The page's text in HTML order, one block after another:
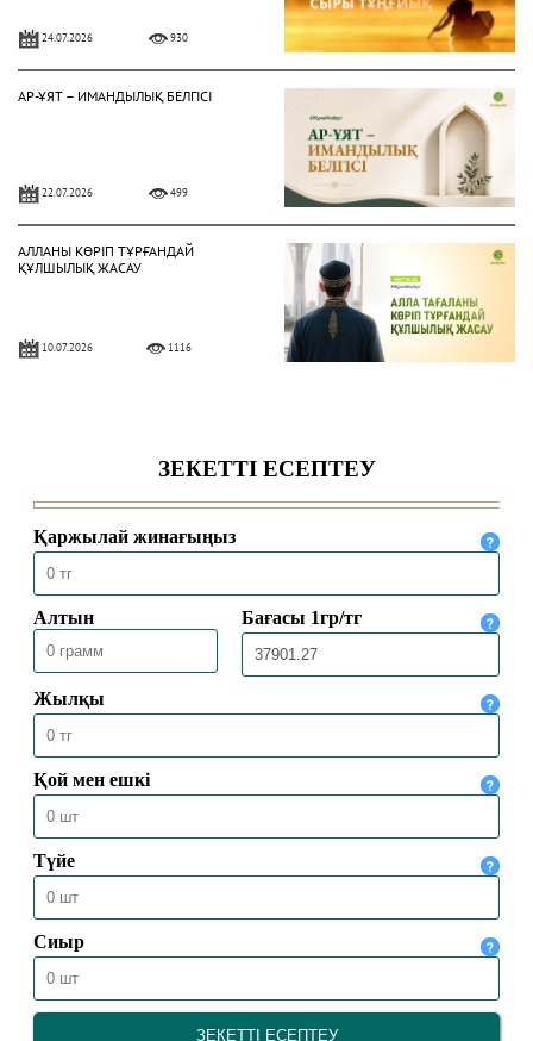
24.07.2026 930
АР-ҰЯТ – ИМАНДЫЛЫҚ БЕЛГІСІ
22.07.2026 499
АЛЛАНЫ КӨРІП ТҰРҒАНДАЙ
ҚҰЛШЫЛЫҚ ЖАСАУ
10.07.2026 1116
03.07.2026 1022
НЕКЕ – САЛАУАТТЫ ӨМІР ШАРТЫ
26.06.2026